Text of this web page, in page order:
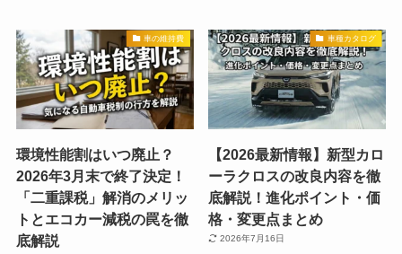
車の維持費
環境性能割はいつ廃止？
2026年3月末で終了決定！
「二重課税」解消のメリッ
トとエコカー減税の罠を徹
底解説
車種カタログ
【2026最新情報】新型カロ
ーラクロスの改良内容を徹
底解説！進化ポイント・価
格・変更点まとめ
2026年7月16日